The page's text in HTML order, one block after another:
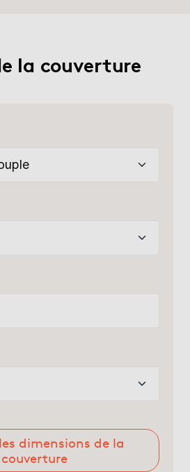
la couverture
dimensions de la
couverture